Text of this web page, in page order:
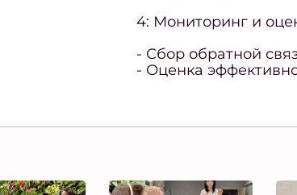
4: Мониторинг и
- Сбор обратной
- Оценка